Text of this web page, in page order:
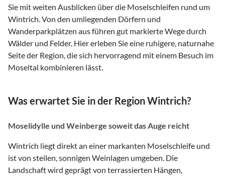
Sie mit weiten Ausblicken über die Moselschleifen rund um
Wintrich. Von den umliegenden Dörfern und
Wanderparkplätzen aus führen gut markierte Wege durch
Wälder und Felder. Hier erleben Sie eine ruhigere, naturnahe
Seite der Region, die sich hervorragend mit einem Besuch im
Moseltal kombinieren lässt.
Was erwartet Sie in der Region Wintrich?
Moselidylle und Weinberge soweit das Auge reicht
Wintrich liegt direkt an einer markanten Moselschleife und
ist von steilen, sonnigen Weinlagen umgeben. Die
Landschaft wird geprägt von terrassierten Hängen,